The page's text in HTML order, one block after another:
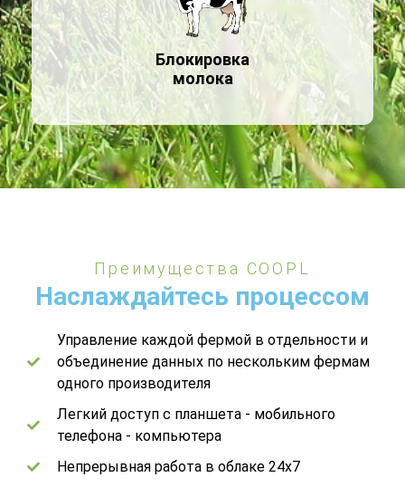
Блокировка
молока
Преимущества COOPL
Наслаждайтесь процессом
Управление каждой фермой в отдельности и
объединение данных по нескольким фермам
одного производителя
Легкий доступ с планшета - мобильного
телефона - компьютера
Непрерывная работа в облаке 24x7